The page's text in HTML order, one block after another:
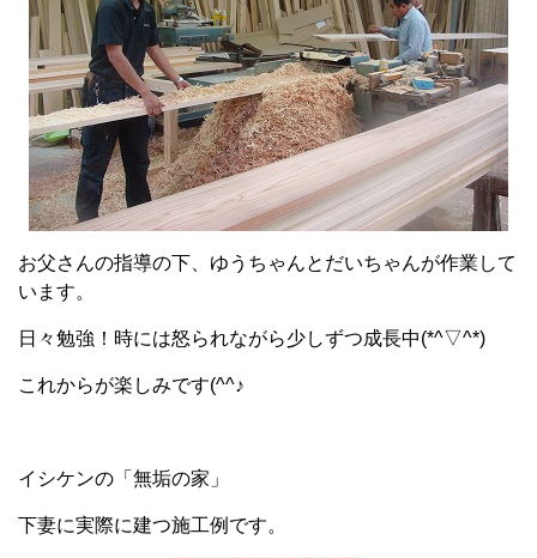
お父さんの指導の下、ゆうちゃんとだいちゃんが作業して
います。
日々勉強！時には怒られながら少しずつ成長中(*^▽^*)
これからが楽しみです(^^♪
イシケンの「無垢の家」
下妻に実際に建つ施工例です。